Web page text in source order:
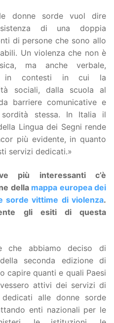
donne sorde vuol dire
di una doppia
di persone che sono allo
Un violenza che non è
ma anche verbale,
in contesti in cui la
sociali, dalla scuola al
barriere comunicative e
stessa. In Italia il
Lingua dei Segni rende
più evidente, in quanto
servizi dedicati.»
più interessanti c’è
della mappa europea dei
sorde vittime di violenza.
gli esiti di questa
che abbiamo deciso di
seconda edizione di
capire quanti e quali Paesi
attivi dei servizi di
alle donne sorde
enti nazionali per le